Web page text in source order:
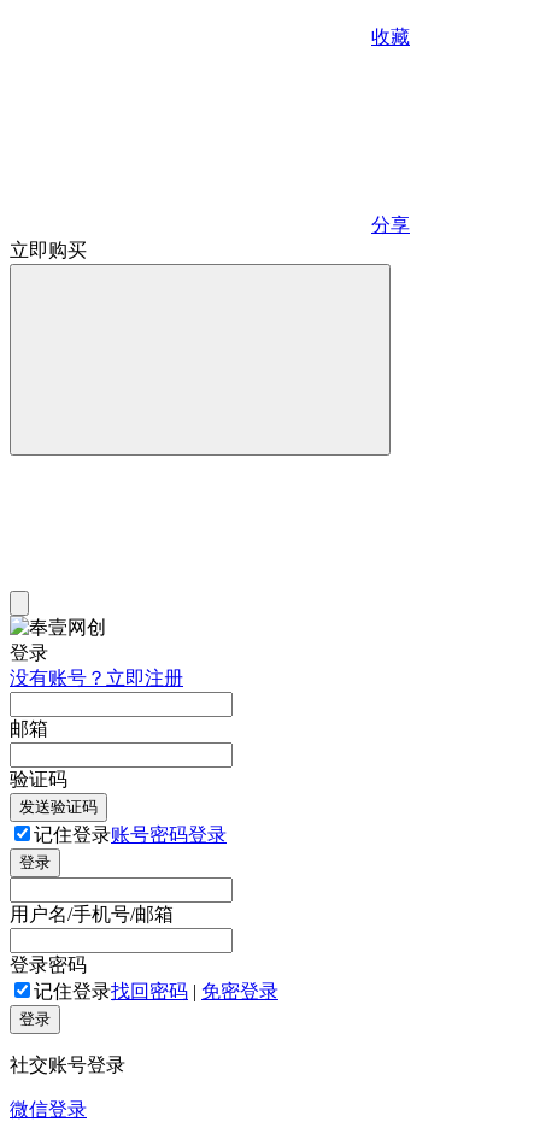
收藏
分享
立即购买
登录
没有账号？立即注册
邮箱
验证码
发送验证码
记住登录账号密码登录
登录
用户名/手机号/邮箱
登录密码
记住登录找回密码 | 免密登录
登录
社交账号登录
微信登录